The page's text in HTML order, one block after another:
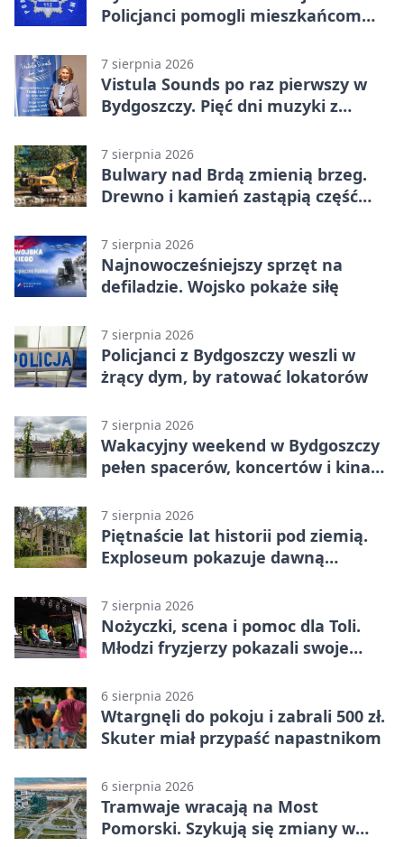
Policjanci pomogli mieszkańcom
7 sierpnia 2026
Vistula Sounds po raz pierwszy w
Bydgoszczy. Pięć dni muzyki z
7 sierpnia 2026
Bulwary nad Brdą zmienią brzeg.
Drewno i kamień zastąpią część
7 sierpnia 2026
Najnowocześniejszy sprzęt na
defiladzie. Wojsko pokaże siłę
7 sierpnia 2026
Policjanci z Bydgoszczy weszli w
żrący dym, by ratować lokatorów
7 sierpnia 2026
Wakacyjny weekend w Bydgoszczy
pełen spacerów, koncertów i kina
7 sierpnia 2026
Piętnaście lat historii pod ziemią.
Exploseum pokazuje dawną
7 sierpnia 2026
Nożyczki, scena i pomoc dla Toli.
Młodzi fryzjerzy pokazali swoje
6 sierpnia 2026
Wtargnęli do pokoju i zabrali 500 zł.
Skuter miał przypaść napastnikom
6 sierpnia 2026
Tramwaje wracają na Most
Pomorski. Szykują się zmiany w